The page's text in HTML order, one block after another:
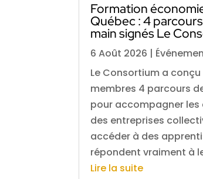
Formation
Québec : 4
main signés Le
6 Août 2026 |
Le Consortium a
membres 4 parcours
pour accompagner les
des entreprises
accéder à des
répondent vraiment à
Lire la suite